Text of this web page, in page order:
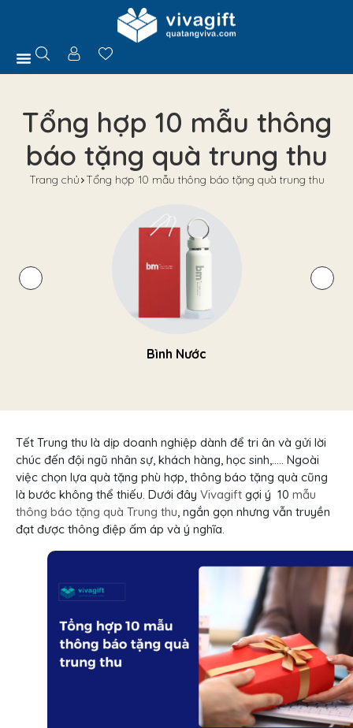
Tổng hợp 10 mẫu thông
báo tặng quà trung thu
Trang chủ Tổng hợp 10 mẫu thông báo tặng quà trung thu
Bình Nước
Tết Trung thu là dịp doanh nghiệp dành để tri ân và gửi lời
chúc đến đội ngũ nhân sự, khách hàng, học sinh,….. Ngoài
việc chọn lựa quà tặng phù hợp, thông báo tặng quà cũng
là bước không thể thiếu. Dưới đây Vivagift gợi ý 10 mẫu
thông báo tặng quà Trung thu, ngắn gọn nhưng vẫn truyền
đạt được thông điệp ấm áp và ý nghĩa.